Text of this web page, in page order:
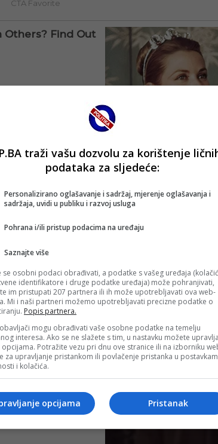
traži vašu dozvolu za korištenje
podataka za sljedeće:
Personalizirano oglašavanje i sadržaj, mjerenje oglašavanja i
sadržaja, uvidi u publiku i razvoj usluga
Pohrana i/ili pristup podacima na uređaju
Saznajte više
se osobni podaci obrađivati, a podatke s vašeg uređaja
identifikatore i druge podatke uređaja) može pohranjivati,
im pristupati 207 partnera ili ih može upotrebljavati ova web-
Mi i naši partneri možemo upotrebljavati precizne podatke o
Popis partnera.
mogu obrađivati vaše osobne podatke na temelju
interesa. Ako se ne slažete s tim, u nastavku možete
opcijama. Potražite vezu pri dnu ove stranice ili na izborniku
za upravljanje pristankom ili povlačenje pristanka u
i kolačića.
Pristanak
opcijama